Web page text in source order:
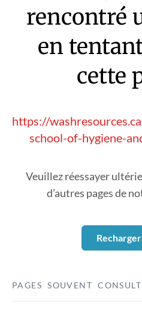
rencontré
en
cette
https://
school-of-hygiene-
Veuillez réessayer
d’autres pages de
PAGES SOUVENT